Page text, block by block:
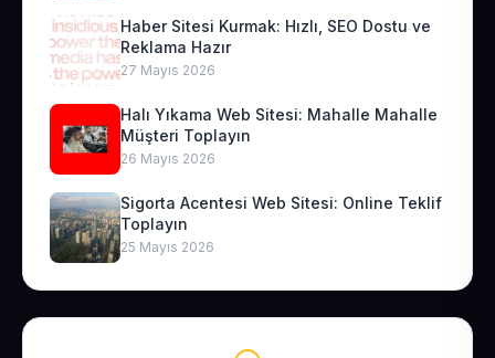
Haber Sitesi Kurmak: Hızlı, SEO Dostu ve
Reklama Hazır
27 Mayıs 2026
Halı Yıkama Web Sitesi: Mahalle Mahalle
Müşteri Toplayın
26 Mayıs 2026
Sigorta Acentesi Web Sitesi: Online Teklif
Toplayın
25 Mayıs 2026